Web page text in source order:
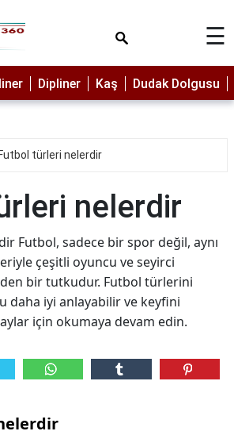
☰
Dipliner Kaş Dudak Dolgusu
Futbol türleri nelerdir
nelerdir
Futbol, sadece bir spor değil, aynı
çeşitli oyuncu ve seyirci
bir tutkudur. Futbol türlerini
daha iyi anlayabilir ve keyfini
için okumaya devam edin.